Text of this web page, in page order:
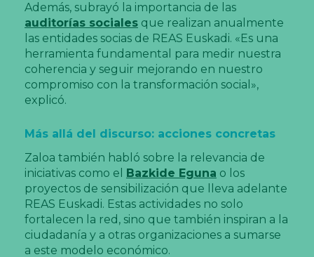
Además, subrayó la importancia de las
auditorías socialesque realizan anualmente
las entidades socias de REAS Euskadi. «Es una
herramienta fundamental para medir nuestra
coherencia y seguir mejorando en nuestro
compromiso con la transformación social»,
explicó.
Más allá del discurso: acciones concretas
Zaloa también habló sobre la relevancia de
iniciativas como el
Bazkide Eguna o los
proyectos de sensibilización que lleva adelante
REAS Euskadi. Estas actividades no solo
fortalecen la red, sino que también inspiran a la
ciudadanía y a otras organizaciones a sumarse
a este modelo económico.